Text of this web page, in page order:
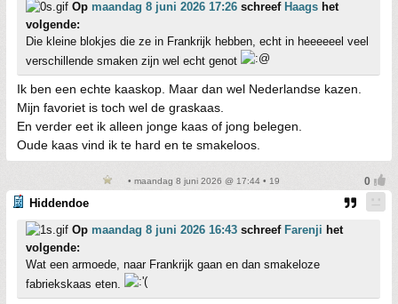
Op maandag 8 juni 2026 17:26 schreef Haags het
volgende:
Die kleine blokjes die ze in Frankrijk hebben, echt in heeeeeel veel
verschillende smaken zijn wel echt genot
Ik ben een echte kaaskop. Maar dan wel Nederlandse kazen.
Mijn favoriet is toch wel de graskaas.
En verder eet ik alleen jonge kaas of jong belegen.
Oude kaas vind ik te hard en te smakeloos.
• maandag 8 juni 2026 @ 17:44 • 19
Hiddendoe
Op maandag 8 juni 2026 16:43 schreef Farenji het
volgende:
Wat een armoede, naar Frankrijk gaan en dan smakeloze
fabriekskaas eten.